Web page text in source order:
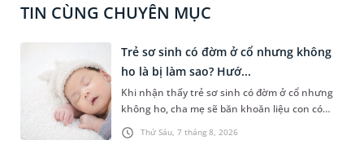
TIN CÙNG CHUYÊN MỤC
Thứ Sáu, 7 tháng 8, 2026
Trẻ sơ sinh có đờm ở cổ nhưng không
ho là bị làm sao? Hướ...
Khi nhận thấy trẻ sơ sinh có đờm ở cổ nhưng
không ho, cha mẹ sẽ băn khoăn liệu con có
đang mắc bệnh đường hô hấp hay không.
Những chia sẻ dưới đây sẽ giúp cha mẹ hiểu